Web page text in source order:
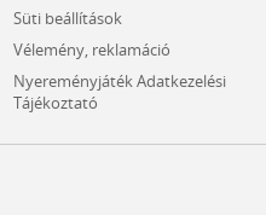
Süti beállítások
Vélemény, reklamáció
Nyereményjáték Adatkezelési
Tájékoztató